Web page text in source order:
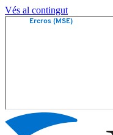
Vés al contingut